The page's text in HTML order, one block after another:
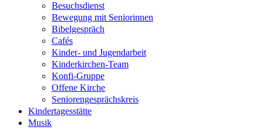
Besuchsdienst
Bewegung mit Seniorinnen
Bibelgespräch
Cafés
Kinder- und Jugendarbeit
Kinderkirchen-Team
Konfi-Gruppe
Offene Kirche
Seniorengesprächskreis
Kindertagesstätte
Musik